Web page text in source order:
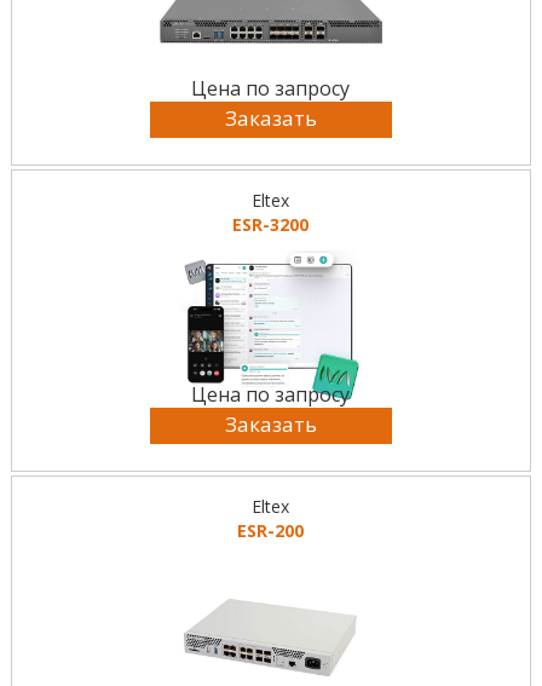
Цена по запросу
Заказать
Eltex
ESR-3200
Цена по запросу
Заказать
Eltex
ESR-200